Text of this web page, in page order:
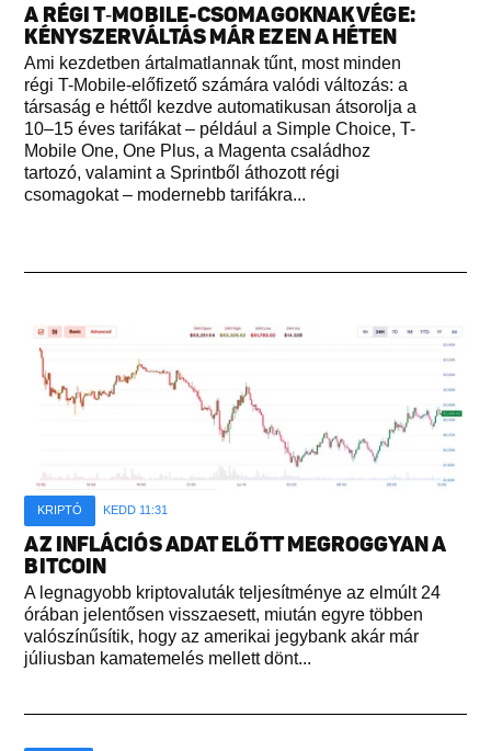
A RÉGI T‑MOBILE-CSOMAGOKNAK VÉGE:
KÉNYSZERVÁLTÁS MÁR EZEN A HÉTEN
Ami kezdetben ártalmatlannak tűnt, most minden
régi T-Mobile-előfizető számára valódi változás: a
társaság e héttől kezdve automatikusan átsorolja a
10–15 éves tarifákat – például a Simple Choice, T-
Mobile One, One Plus, a Magenta családhoz
tartozó, valamint a Sprintből áthozott régi
csomagokat – modernebb tarifákra...
KRIPTÓ KEDD 11:31
AZ INFLÁCIÓS ADAT ELŐTT MEGROGGYAN A
BITCOIN
A legnagyobb kriptovaluták teljesítménye az elmúlt 24
órában jelentősen visszaesett, miután egyre többen
valószínűsítik, hogy az amerikai jegybank akár már
júliusban kamatemelés mellett dönt...